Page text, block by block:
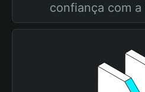
confiança com